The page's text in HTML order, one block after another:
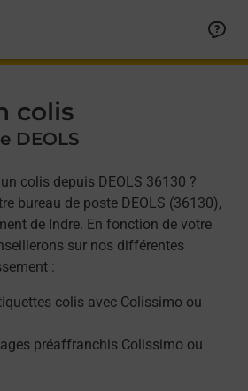
colis
DEOLS
colis depuis DEOLS 36130 ?
bureau de poste DEOLS (36130),
de Indre. En fonction de votre
sur nos différentes
:
colis avec Colissimo ou
préaffranchis Colissimo ou